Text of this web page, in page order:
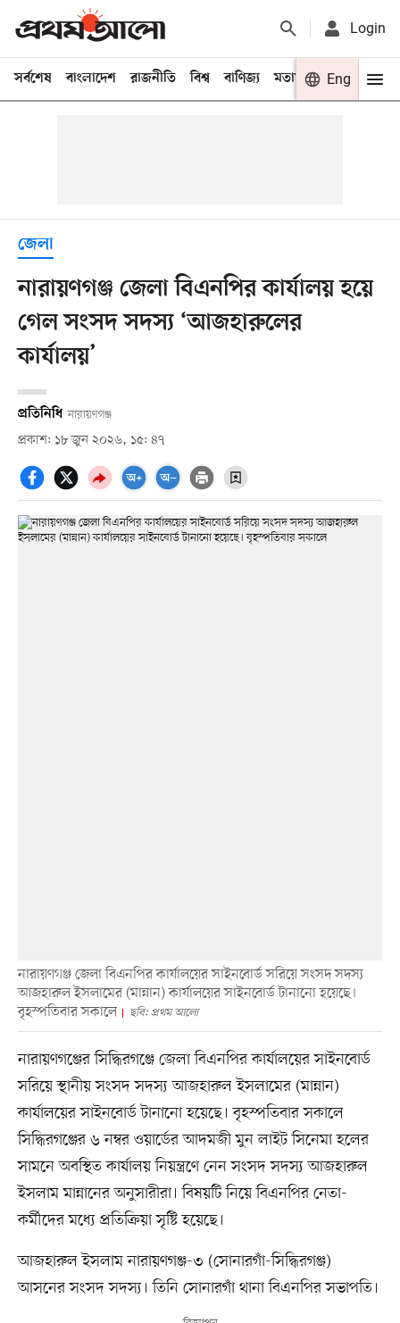
Login
সর্বশেষ বাংলাদেশ রাজনীতি বিশ্ব বাণিজ্য মতামত খেলা
Eng
জেলা
নারায়ণগঞ্জ জেলা বিএনপির কার্যালয় হয়ে
গেল সংসদ সদস্য ‘আজহারুলের
কার্যালয়’
প্রতিনিধি নারায়ণগঞ্জ
প্রকাশ: ১৮ জুন ২০২৬, ১৫: ৪৭
নারায়ণগঞ্জ জেলা বিএনপির কার্যালয়ের সাইনবোর্ড সরিয়ে সংসদ সদস্য
আজহারুল ইসলামের (মান্নান) কার্যালয়ের সাইনবোর্ড টানানো হয়েছে।
বৃহস্পতিবার সকালে
ছবি: প্রথম আলো
নারায়ণগঞ্জের সিদ্ধিরগঞ্জে জেলা বিএনপির কার্যালয়ের সাইনবোর্ড
সরিয়ে স্থানীয় সংসদ সদস্য আজহারুল ইসলামের (মান্নান)
কার্যালয়ের সাইনবোর্ড টানানো হয়েছে। বৃহস্পতিবার সকালে
সিদ্ধিরগঞ্জের ৬ নম্বর ওয়ার্ডের আদমজী মুন লাইট সিনেমা হলের
সামনে অবস্থিত কার্যালয় নিয়ন্ত্রণে নেন সংসদ সদস্য আজহারুল
ইসলাম মান্নানের অনুসারীরা। বিষয়টি নিয়ে বিএনপির নেতা-
কর্মীদের মধ্যে প্রতিক্রিয়া সৃষ্টি হয়েছে।
আজহারুল ইসলাম নারায়ণগঞ্জ-৩ (সোনারগাঁ-সিদ্ধিরগঞ্জ)
আসনের সংসদ সদস্য। তিনি সোনারগাঁ থানা বিএনপির সভাপতি।